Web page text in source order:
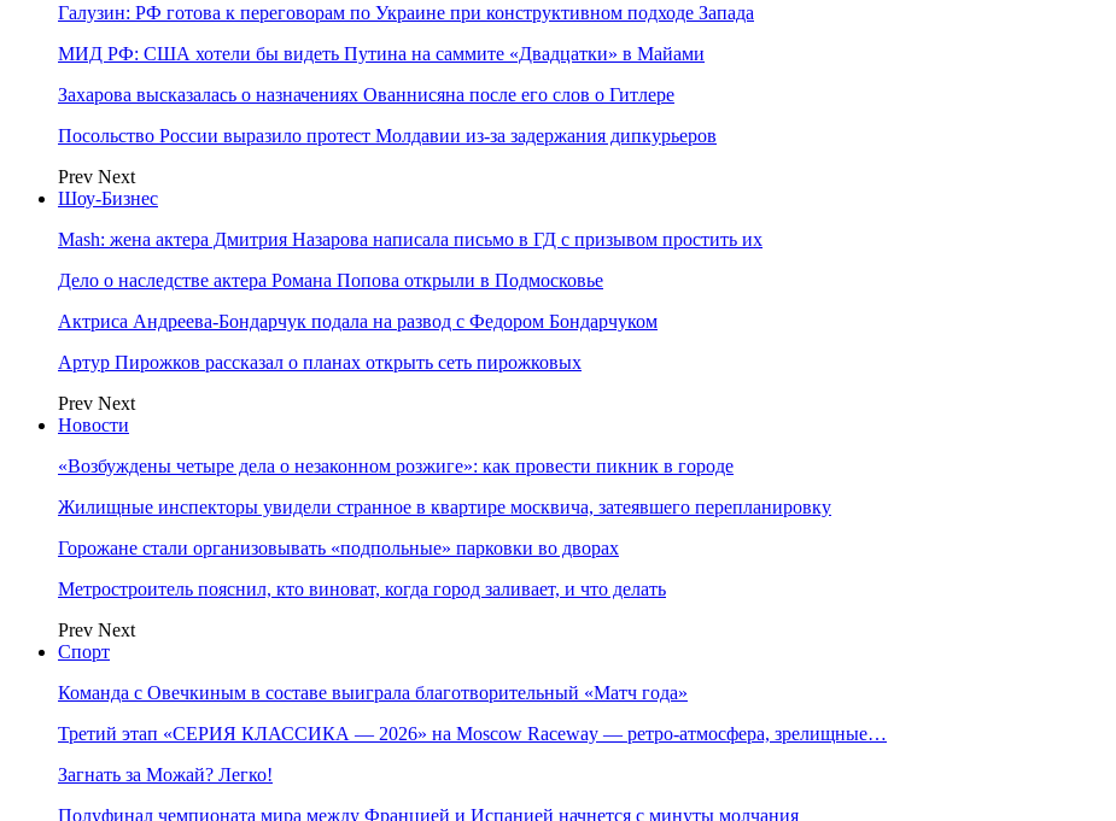
Галузин: РФ готова к переговорам по Украине при конструктивном подходе Запада
МИД РФ: США хотели бы видеть Путина на саммите «Двадцатки» в Майами
Захарова высказалась о назначениях Ованнисяна после его слов о Гитлере
Посольство России выразило протест Молдавии из-за задержания дипкурьеров
Prev Next
Шоу-Бизнес
Mash: жена актера Дмитрия Назарова написала письмо в ГД с призывом простить их
Дело о наследстве актера Романа Попова открыли в Подмосковье
Актриса Андреева-Бондарчук подала на развод с Федором Бондарчуком
Артур Пирожков рассказал о планах открыть сеть пирожковых
Prev Next
Новости
«Возбуждены четыре дела о незаконном розжиге»: как провести пикник в городе
Жилищные инспекторы увидели странное в квартире москвича, затеявшего перепланировку
Горожане стали организовывать «подпольные» парковки во дворах
Метростроитель пояснил, кто виноват, когда город заливает, и что делать
Prev Next
Спорт
Команда с Овечкиным в составе выиграла благотворительный «Матч года»
Третий этап «СЕРИЯ КЛАССИКА — 2026» на Moscow Raceway — ретро‑атмосфера, зрелищные…
Загнать за Можай? Легко!
Полуфинал чемпионата мира между Францией и Испанией начнется с минуты молчания